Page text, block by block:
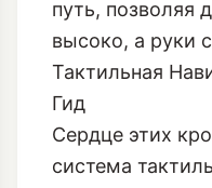
вершина
дизайна. Они
путь, позволяя
высоко, а руки
Тактильная